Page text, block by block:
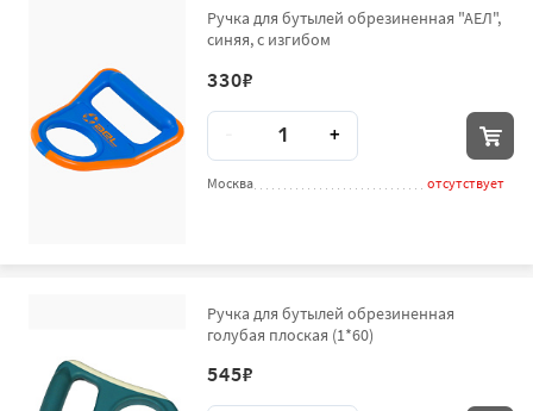
Ручка для бутылей обрезиненная "АЕЛ",
синяя, с изгибом
330₽
Количество
+
Москва отсутствует
Ручка для бутылей обрезиненная
голубая плоская (1*60)
545₽